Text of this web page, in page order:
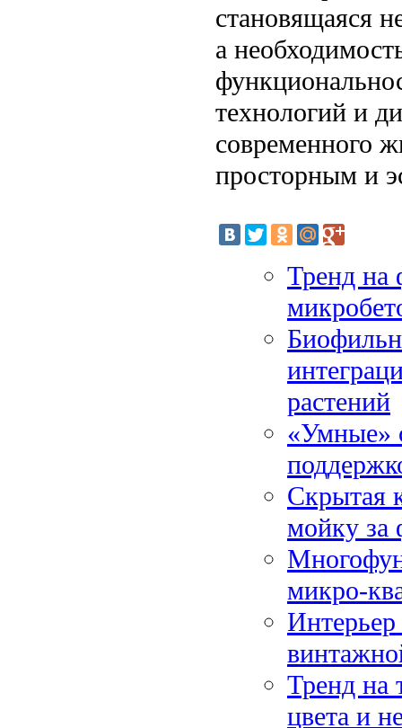
становящаяся
а
технологий и
современного
просторным и
Тренд на
растений
«Умные»
Скрытая
мойку за
микро-
Тренд на
цвета и